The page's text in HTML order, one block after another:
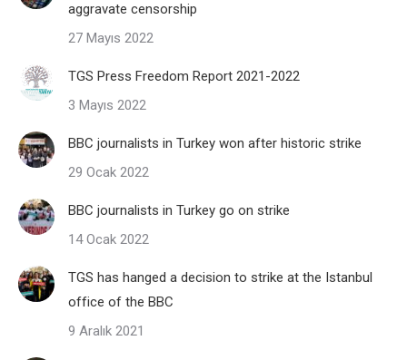
aggravate censorship
27 Mayıs 2022
TGS Press Freedom Report 2021-2022
3 Mayıs 2022
BBC journalists in Turkey won after historic strike
29 Ocak 2022
BBC journalists in Turkey go on strike
14 Ocak 2022
TGS has hanged a decision to strike at the Istanbul
office of the BBC
9 Aralık 2021